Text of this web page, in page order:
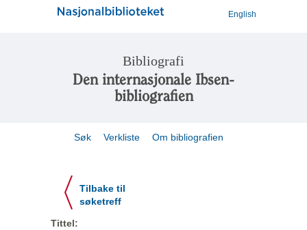
English
Bibliografi
Den internasjonale Ibsen-
bibliografien
Søk Verkliste Om bibliografien
Tilbake til
søketreff
Tittel: